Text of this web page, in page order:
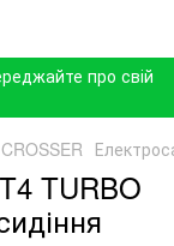
про свій
TURBO